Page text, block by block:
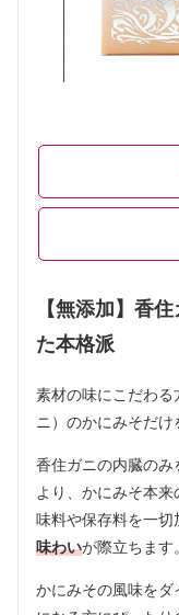
【無添加】香
た本格派
素材の味にこだわ
ニ）のかにみそだけ
香住ガニの内臓の
より、かにみそ本
味料や保存料を一切
味わいが際立ちます。
かにみその風味を